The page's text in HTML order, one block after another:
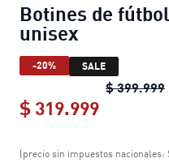
Botines de fútbol
unisex
-20% SALE
$ 399.999
$ 319.999
Botines
(precio sin impuestos nacionales: